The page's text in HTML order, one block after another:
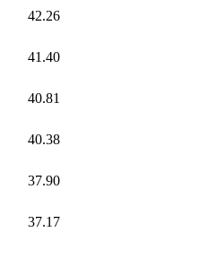
42.26
41.40
40.81
40.38
37.90
37.17